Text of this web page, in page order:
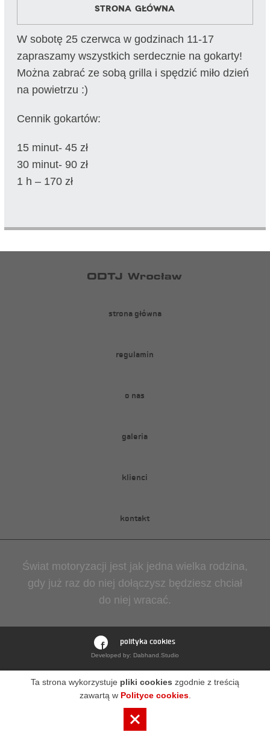
Strona główna
W sobotę 25 czerwca w godzinach 11-17
zapraszamy wszystkich serdecznie na gokarty!
Można zabrać ze sobą grilla i spędzić miło dzień
na powietrzu :)
Cennik gokartów:
15 minut- 45 zł
30 minut- 90 zł
1 h – 170 zł
strona główna
regulamin
o nas
galeria
klienci
kontakt
Świat motoryzacji jest jak jedna wielka rodzina,
gdy już raz do niej dołączysz będziesz chciał
do niej wracać.
polityka cookies
Developed by: Dabhand.Studio
Ta strona wykorzystuje pliki cookies zgodnie z treścią
zawartą w Polityce cookies.